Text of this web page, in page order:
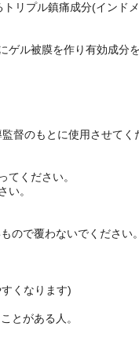
・手首の痛み)、肘の痛
リプル鎮痛成分(インド
ル被膜を作り有効成分を
督のもとに使用させてく
ください。
い。
ので覆わないでください。
くなります)
とがある人。